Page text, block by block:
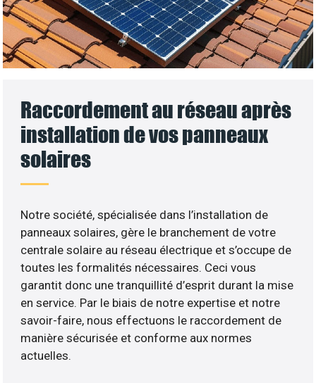
Raccordement au réseau après
installation de vos panneaux
solaires
Notre société, spécialisée dans l’installation de
panneaux solaires, gère le branchement de votre
centrale solaire au réseau électrique et s’occupe de
toutes les formalités nécessaires. Ceci vous
garantit donc une tranquillité d’esprit durant la mise
en service. Par le biais de notre expertise et notre
savoir-faire, nous effectuons le raccordement de
manière sécurisée et conforme aux normes
actuelles.